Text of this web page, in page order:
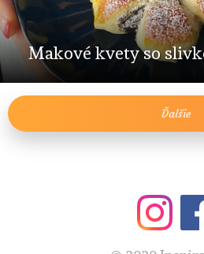
Makové kvety so
Ďalšie